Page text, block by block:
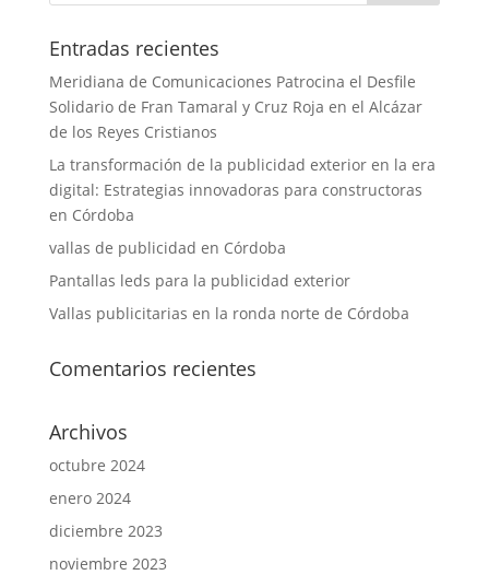
Entradas recientes
Meridiana de Comunicaciones Patrocina el Desfile
Solidario de Fran Tamaral y Cruz Roja en el Alcázar
de los Reyes Cristianos
La transformación de la publicidad exterior en la era
digital: Estrategias innovadoras para constructoras
en Córdoba
vallas de publicidad en Córdoba
Pantallas leds para la publicidad exterior
Vallas publicitarias en la ronda norte de Córdoba
Comentarios recientes
Archivos
octubre 2024
enero 2024
diciembre 2023
noviembre 2023